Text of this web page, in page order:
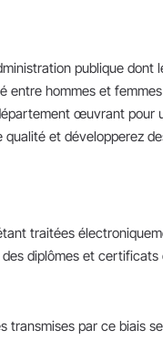
publique
entre hommes et
œuvrant pour
qualité et développerez
traitées
diplômes et
transmises par ce biais